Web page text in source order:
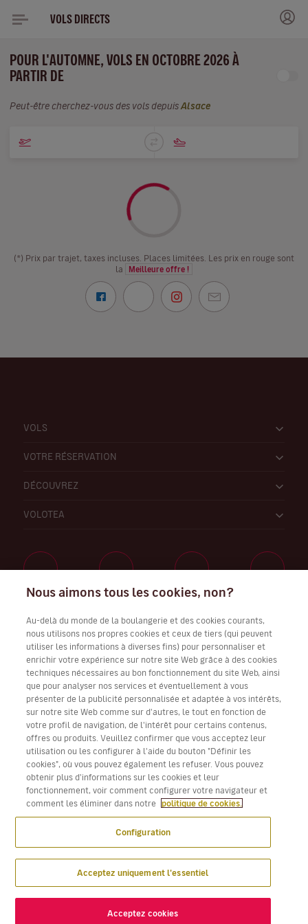
VOLS DIRECTS
POUR L'AUTOMNE, VOLS EN OCTOBRE 2026 À
PARTIR DE
Peut-être cherchez-vous des vols depuis Alsace
(*) Prix par trajet, taxes incluses. Places limitées. Les prix en rouge sont
la
Meilleure offre !
VOLS
VOTRE RÉSERVATION
DÉCOUVREZ
VOLOTEA
Télécharger l’application Volotea pour iOS et Android
Nous aimons tous les cookies, non?
Au-delà du monde de la boulangerie et des cookies courants,
nous utilisons nos propres cookies et ceux de tiers (qui peuvent
utiliser les informations à diverses fins) pour personnaliser et
enrichir votre expérience sur notre site Web grâce à des cookies
techniques nécessaires au bon fonctionnement du site Web, ainsi
que pour analyser nos services et éventuellement à vous
présenter de la publicité personnalisée et adaptée à vos intérêts,
sur notre site Web comme sur d'autres, le tout en fonction de
votre profil de navigation, de l'intérêt pour certains contenus,
offres ou produits. Veuillez confirmer que vous acceptez leur
utilisation ou les configurer à l'aide du bouton "Définir les
cookies", où vous pouvez également les refuser. Vous pouvez
obtenir plus d'informations sur les cookies et leur
fonctionnement, voir comment configurer votre navigateur et
comment les éliminer dans notre
politique de cookies.
Configuration
Acceptez uniquement l'essentiel
Acceptez cookies